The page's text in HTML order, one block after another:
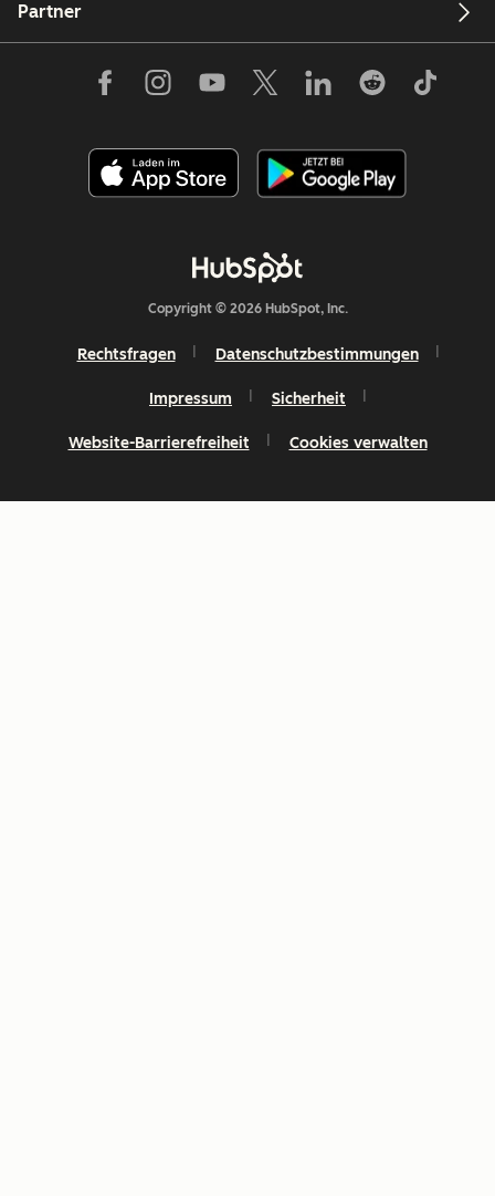
Partner
Copyright © 2026 HubSpot, Inc.
Rechtsfragen Datenschutzbestimmungen
Impressum Sicherheit
Website-Barrierefreiheit Cookies verwalten